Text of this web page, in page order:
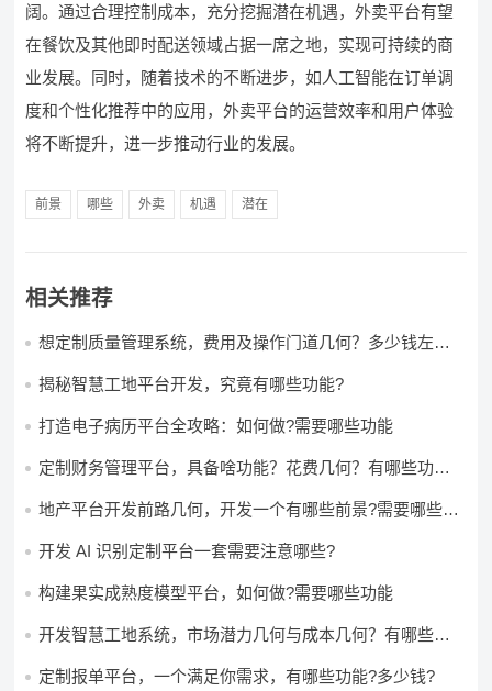
阔。通过合理控制成本，充分挖掘潜在机遇，外卖平台有望
在餐饮及其他即时配送领域占据一席之地，实现可持续的商
业发展。同时，随着技术的不断进步，如人工智能在订单调
度和个性化推荐中的应用，外卖平台的运营效率和用户体验
将不断提升，进一步推动行业的发展。
前景 哪些 外卖 机遇 潜在
相关推荐
想定制质量管理系统，费用及操作门道几何？多少钱左右
揭秘智慧工地平台开发，究竟有哪些功能?
打造电子病历平台全攻略：如何做?需要哪些功能
定制财务管理平台，具备啥功能？花费几何？有哪些功能?
地产平台开发前路几何，开发一个有哪些前景?需要哪些费
开发 AI 识别定制平台一套需要注意哪些?
构建果实成熟度模型平台，如何做?需要哪些功能
开发智慧工地系统，市场潜力几何与成本几何？有哪些前
定制报单平台，一个满足你需求，有哪些功能?多少钱?